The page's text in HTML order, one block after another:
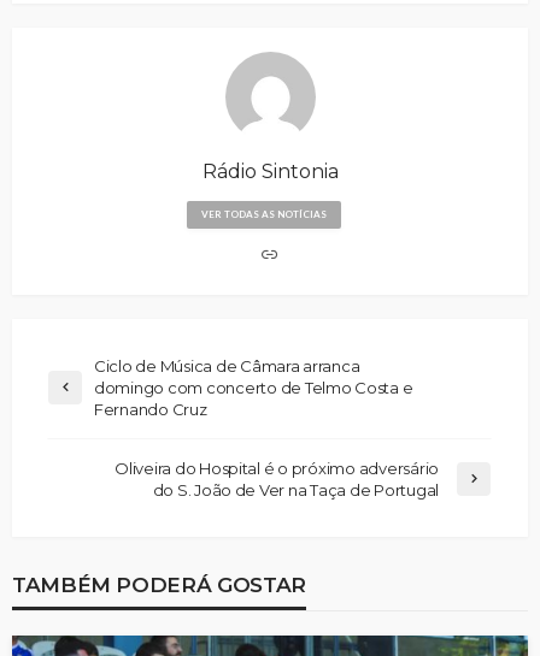
Rádio Sintonia
VER TODAS AS NOTÍCIAS
Ciclo de Música de Câmara arranca
domingo com concerto de Telmo Costa e
Fernando Cruz
Oliveira do Hospital é o próximo adversário
do S. João de Ver na Taça de Portugal
TAMBÉM PODERÁ GOSTAR